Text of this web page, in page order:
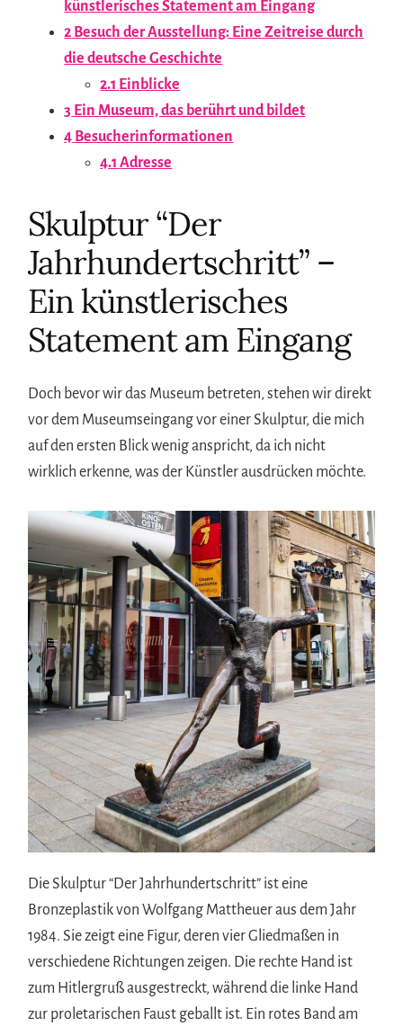
künstlerisches Statement am Eingang
2 Besuch der Ausstellung: Eine Zeitreise durch
die deutsche Geschichte
2.1 Einblicke
3 Ein Museum, das berührt und bildet
4 Besucherinformationen
4.1 Adresse
Skulptur “Der
Jahrhundertschritt” –
Ein künstlerisches
Statement am Eingang
Doch bevor wir das Museum betreten, stehen wir direkt
vor dem Museumseingang vor einer Skulptur, die mich
auf den ersten Blick wenig anspricht, da ich nicht
wirklich erkenne, was der Künstler ausdrücken möchte.
Die Skulptur “Der Jahrhundertschritt” ist eine
Bronzeplastik von Wolfgang Mattheuer aus dem Jahr
1984. Sie zeigt eine Figur, deren vier Gliedmaßen in
verschiedene Richtungen zeigen. Die rechte Hand ist
zum Hitlergruß ausgestreckt, während die linke Hand
zur proletarischen Faust geballt ist. Ein rotes Band am